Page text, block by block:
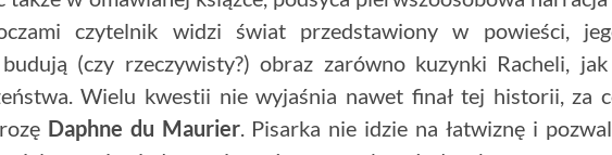
czytelnik widzi świat przedstawiony w powieści,
(czy rzeczywisty?) obraz zarówno kuzynki Racheli,
Wielu kwestii nie wyjaśnia nawet finał tej historii, za
Daphne du Maurier. Pisarka nie idzie na łatwiznę i